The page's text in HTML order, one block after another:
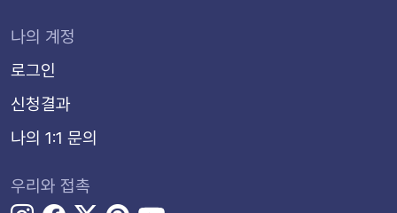
나의 계정
로그인
신청결과
나의 1:1 문의
우리와 접촉